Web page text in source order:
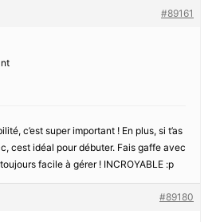
#89161
c’est super important ! En plus, si t’as
cest idéal pour débuter. Fais gaffe avec
facile à gérer ! INCROYABLE :p
#89180